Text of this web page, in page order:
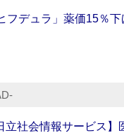
フデュラ」薬価15％
立社会情報サービス